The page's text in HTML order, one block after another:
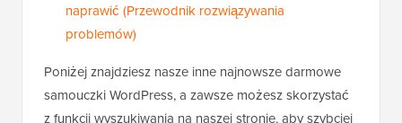
naprawić (Przewodnik rozwiązywania
problemów)
Poniżej znajdziesz nasze inne najnowsze darmowe
samouczki WordPress, a zawsze możesz skorzystać
z funkcji wyszukiwania na naszej stronie, aby szybciej